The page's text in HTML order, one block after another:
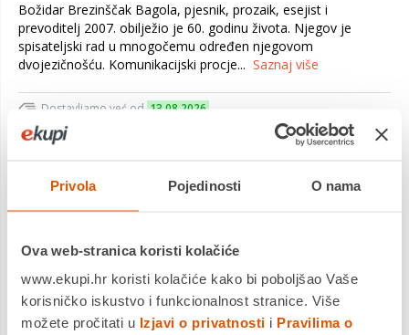
Privola Pojedinosti O nama
Ova web-stranica koristi kolačiće
www.ekupi.hr koristi kolačiće kako bi poboljšao Vaše
korisničko iskustvo i funkcionalnost stranice. Više
možete pročitati u Izjavi o privatnosti i Pravilima o
Božidar Brezinščak Bagola, pjesnik, prozaik, esejist i
prevoditelj 2007. obilježio je 60. godinu života. Njegov je
spisateljski rad u mnogočemu određen njegovom
dvojezičnošću. Komunikacijski procje... Saznaj više
Dostavljamo već od 13.08.2026
Platite gotovinom pri preuzimanju, Internet bankarstvom, karticama
jednokratno i na rate
DODAJTE U KOŠARICU